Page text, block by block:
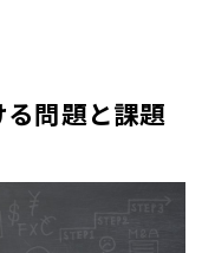
問題と課題